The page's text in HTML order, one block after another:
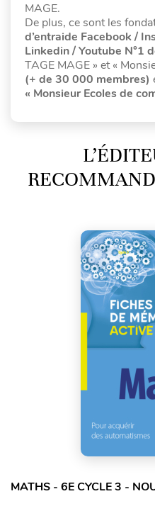
MAGE.
De plus, ce sont les
d’entraide Facebook /
Linkedin / Youtube N°1
TAGE MAGE » et «
(+ de 30 000 membres)
« Monsieur Ecoles de
MATHS - 6E CYCLE 3 -